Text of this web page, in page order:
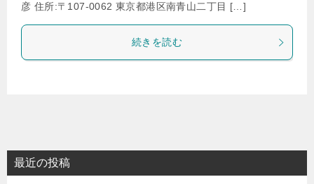
彦 住所:〒107-0062 東京都港区南青山二丁目 […]
続きを読む
最近の投稿